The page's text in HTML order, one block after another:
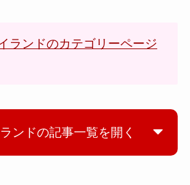
ランドのカテゴリーページ
ンドの記事一覧を開く